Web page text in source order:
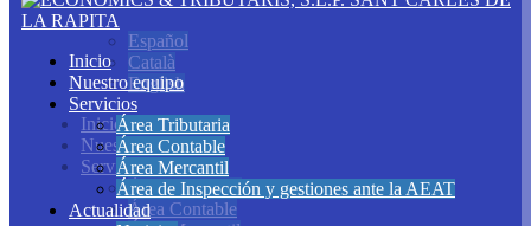
Inicio
Nuestro equipo
Servicios
Área Tributaria
Área Contable
Área Mercantil
Área de Inspección y gestiones ante la AEAT
Actualidad
Español
Català
English
Inicio
Nuestro equipo
Servicios
Área Tributaria
Área Contable